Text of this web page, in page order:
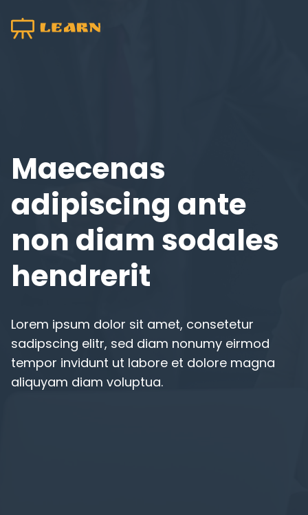
Maecenas
adipiscing ante
non diam sodales
hendrerit
Lorem ipsum dolor sit amet, consetetur
sadipscing elitr, sed diam nonumy eirmod
tempor invidunt ut labore et dolore magna
aliquyam diam voluptua.